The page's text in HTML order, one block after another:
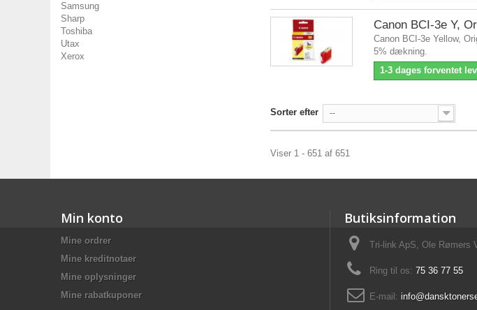
Samsung
Sharp
Toshiba
Utax
Xerox
Canon BCI-3e Y,
Canon BCI-3e Yellow,
5% dækning.
1-3 dages forventet
Sorter efter --
Viser 1 - 651 af 651
Min konto
Mine ordrer
Mine kreditnotaer
Mine oplysninger
Mine rabatkuponer
Butiksinformation
Tri-link ApS, Ole Rømers
Ring til os: 75 36 77 55
E-mail: